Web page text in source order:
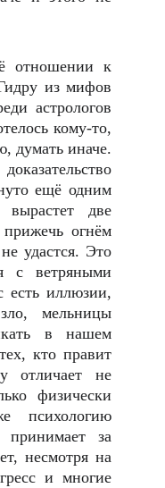
отношении к
из мифов
астрологов
кому-то,
думать иначе.
ещё одним
две
огнём
удастся. Это
с ветряными
есть иллюзии,
мельницы
в нашем
кто правит
отличает не
физически
психологию
принимает за
несмотря на
и многие